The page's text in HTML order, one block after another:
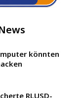
könnten
RLUSD-